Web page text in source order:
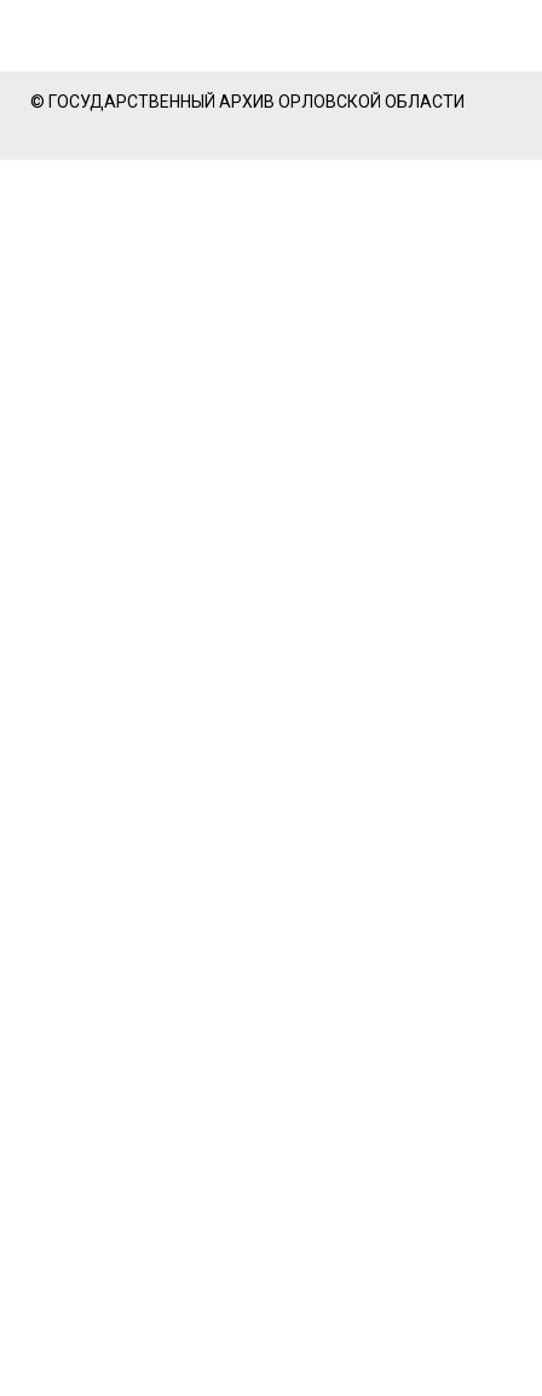
© ГОСУДАРСТВЕННЫЙ АРХИВ ОРЛОВСКОЙ ОБЛАСТИ